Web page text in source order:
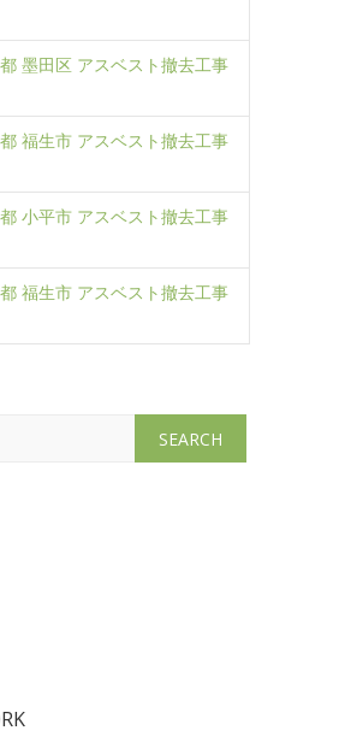
墨田区 アスベスト撤去工事
福生市 アスベスト撤去工事
小平市 アスベスト撤去工事
福生市 アスベスト撤去工事